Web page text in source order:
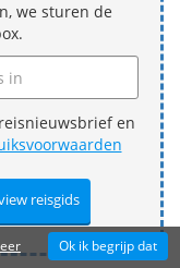
we sturen de
en
Ok ik begrijp dat